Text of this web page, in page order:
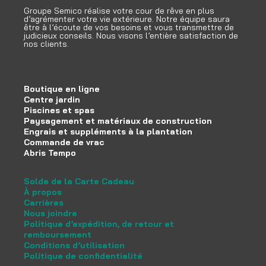
Groupe Semico réalise votre cour de rêve en plus
d’agrémenter votre vie extérieure. Notre équipe saura
être à l’écoute de vos besoins et vous transmettre de
judicieux conseils. Nous visons l’entière satisfaction de
nos clients.
Boutique en ligne
Centre jardin
Piscines et spas
Paysagement et matériaux de construction
Engrais et suppléments à la plantation
Commande de vrac
Abris Tempo
Solde de la Carte Cadeau
À propos
Carrières
Nous joindre
Politique d’expédition, de retour et
remboursement
Conditions d’utilisation
Politique de confidentialité